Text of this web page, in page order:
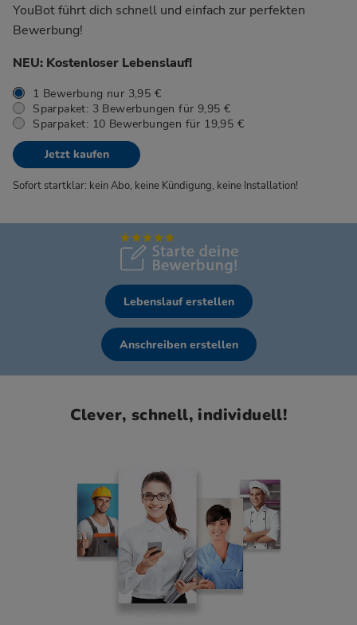
YouBot führt dich schnell und einfach zur perfekten
Bewerbung!
NEU: Kostenloser Lebenslauf!
1 Bewerbung nur 3,95 €
Sparpaket: 3 Bewerbungen für 9,95 €
Sparpaket: 10 Bewerbungen für 19,95 €
Jetzt kaufen
Sofort startklar: kein Abo, keine Kündigung, keine Installation!
Lebenslauf erstellen
Anschreiben erstellen
Clever, schnell, individuell!